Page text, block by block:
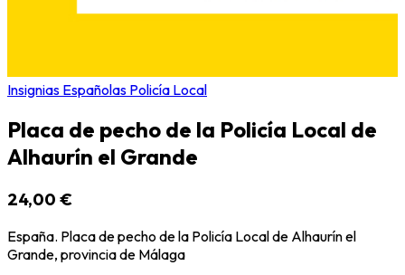
Insignias Españolas Policía Local
Placa de pecho de la Policía Local de
Alhaurín el Grande
24,00 €
España. Placa de pecho de la Policía Local de Alhaurín el
Grande, provincia de Málaga